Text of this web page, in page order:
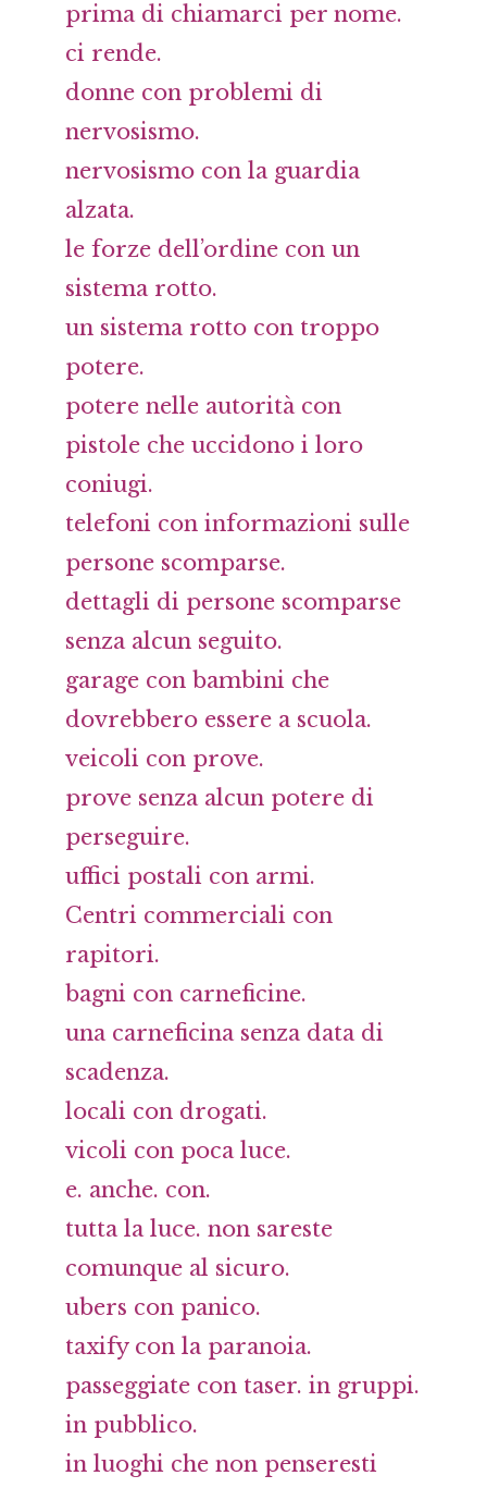
prima di chiamarci per nome.
ci rende.
donne con problemi di
nervosismo.
nervosismo con la guardia
alzata.
le forze dell’ordine con un
sistema rotto.
un sistema rotto con troppo
potere.
potere nelle autorità con
pistole che uccidono i loro
coniugi.
telefoni con informazioni sulle
persone scomparse.
dettagli di persone scomparse
senza alcun seguito.
garage con bambini che
dovrebbero essere a scuola.
veicoli con prove.
prove senza alcun potere di
perseguire.
uffici postali con armi.
Centri commerciali con
rapitori.
bagni con carneficine.
una carneficina senza data di
scadenza.
locali con drogati.
vicoli con poca luce.
e. anche. con.
tutta la luce. non sareste
comunque al sicuro.
ubers con panico.
taxify con la paranoia.
passeggiate con taser. in gruppi.
in pubblico.
in luoghi che non penseresti